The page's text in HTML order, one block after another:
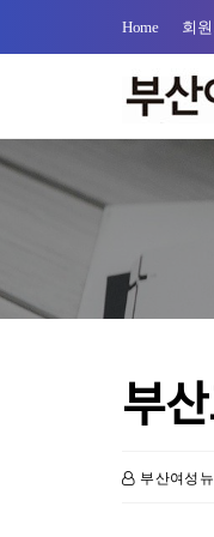
Home 회
부
부산여성